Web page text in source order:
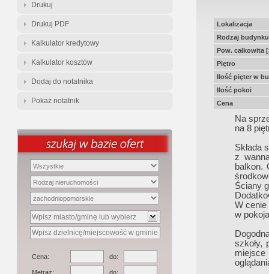
Drukuj
Drukuj PDF
Kalkulator kredytowy
Kalkulator kosztów
Dodaj do notatnika
Pokaż notatnik
Cena: do:
Metraż: do:
Lokalizacja
Rodzaj budynku
Pow. całkowita
Piętro
Ilość pięter w
Ilość pokoi
Cena
Na
na 8
Składa
z
balkon.
Ściany
W
w
szkoły,